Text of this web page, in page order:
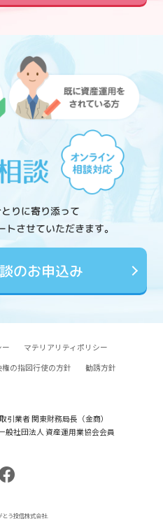
りに寄り添って
させていただきます。
のお申込み
マテリアリティポリシー
権の指図行使の方針
勧誘方針
引業者 関東財務局長（金商）
般社団法人 資産運用業協会会員
う投信株式会社.